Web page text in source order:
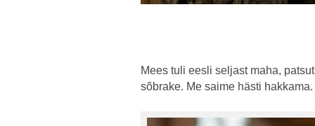
Mees tuli eesli seljast maha,
sõbrake. Me saime hästi hakkama.